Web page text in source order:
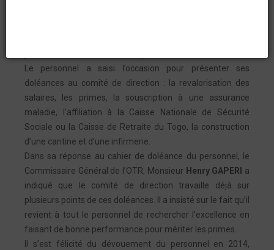
Le personnel a saisi l’occasion pour présenter ses
doléances au comité de direction : la revalorisation des
salaires, les primes, la souscription à une assurance
maladie, l’affiliation à la Caisse Nationale de Sécurité
Sociale ou la Caisse de Retraite du Togo, la construction
d’une cantine et d’une infirmerie.
Dans sa réponse au cahier de doléance du personnel, le
Commissaire Général de l’OTR, Monsieur Henry GAPERI
a
indiqué que le comité de direction travaille déjà sur
plusieurs points de ces doléances. Il a insisté sur le fait qu’il
revient à tout le personnel de rechercher l’excellence en
faisant de bonne performance pour mériter les primes.
Il s’est félicité du dévouement du personnel en 2014,